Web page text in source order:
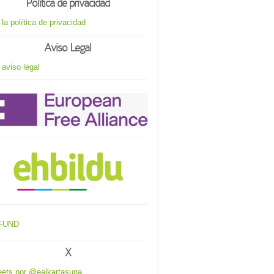
Política de privacidad
la política de privacidad
Aviso Legal
aviso legal
X
por @ealkartasuna